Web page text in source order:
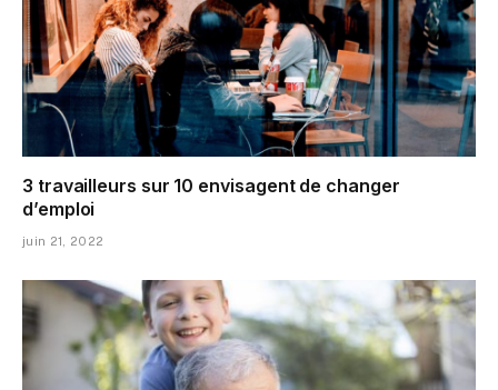
3 travailleurs sur 10 envisagent de changer
d’emploi
juin 21, 2022